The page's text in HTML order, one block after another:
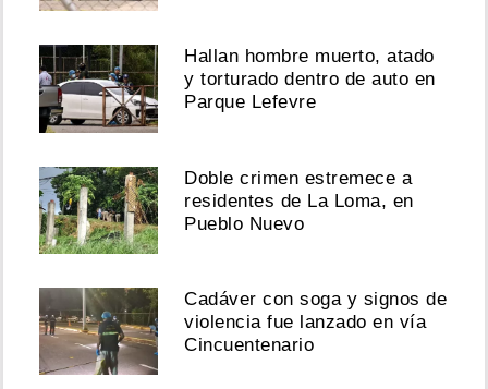
Hallan hombre muerto, atado
y torturado dentro de auto en
Parque Lefevre
Doble crimen estremece a
residentes de La Loma, en
Pueblo Nuevo
Cadáver con soga y signos de
violencia fue lanzado en vía
Cincuentenario